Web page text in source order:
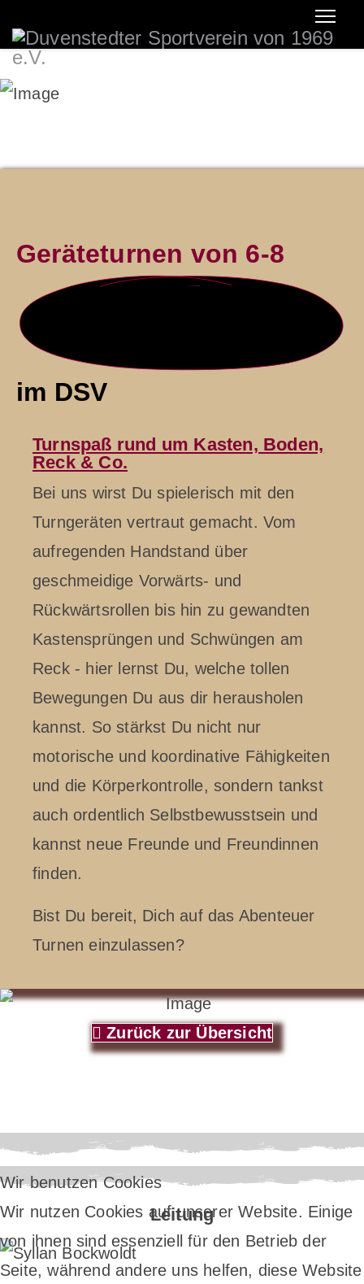
Geräteturnen von 6-8
im DSV
Turnspaß rund um Kasten, Boden,
Reck & Co.
Bei uns wirst Du spielerisch mit den
Turngeräten vertraut gemacht. Vom
aufregenden Handstand über
geschmeidige Vorwärts- und
Rückwärtsrollen bis hin zu gewandten
Kastensprüngen und Schwüngen am
Reck - hier lernst Du, welche tollen
Bewegungen Du aus dir herausholen
kannst. So stärkst Du nicht nur
motorische und koordinative Fähigkeiten
und die Körperkontrolle, sondern tankst
auch ordentlich Selbstbewusstsein und
kannst neue Freunde und Freundinnen
finden.
Bist Du bereit, Dich auf das Abenteuer
Turnen einzulassen?
Zurück zur Übersicht
Leitung
Wir benutzen Cookies
Wir nutzen Cookies auf unserer Website. Einige
von ihnen sind essenziell für den Betrieb der
Seite, während andere uns helfen, diese Website